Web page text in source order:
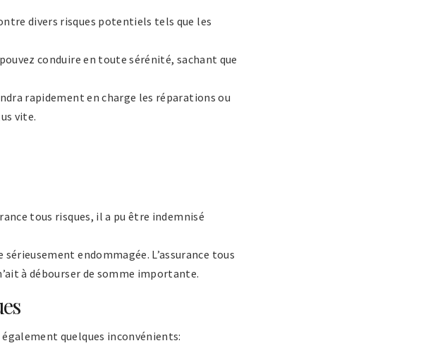
divers risques potentiels tels que les
conduire en toute sérénité, sachant que
rapidement en charge les réparations ou
vite.
tous risques, il a pu être indemnisé
endommagée. L’assurance tous
à débourser de somme importante.
quelques inconvénients: